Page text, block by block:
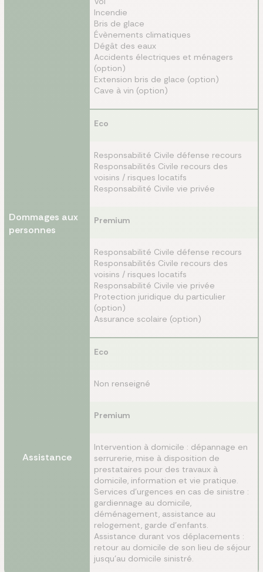
Incendie
Bris de glace
Évènements climatiques
Dégât des eaux
Accidents électriques et ménagers
(option)
Extension bris de glace (option)
Cave à vin (option)
Dommages aux
personnes
Eco
Responsabilité Civile défense recours
Responsabilités Civile recours des
voisins / risques locatifs
Responsabilité Civile vie privée
Premium
Responsabilité Civile défense recours
Responsabilités Civile recours des
voisins / risques locatifs
Responsabilité Civile vie privée
Protection juridique du particulier
(option)
Assurance scolaire (option)
Assistance
Eco
Non renseigné
Premium
Intervention à domicile : dépannage en
serrurerie, mise à disposition de
prestataires pour des travaux à
domicile, information et vie pratique.
Services d’urgences en cas de sinistre :
gardiennage au domicile,
déménagement, assistance au
relogement, garde d’enfants.
Assistance durant vos déplacements :
retour au domicile de son lieu de séjour
jusqu’au domicile sinistré.